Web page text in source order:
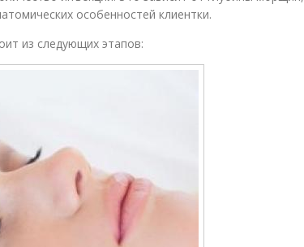
особенностей клиентки.
из следующих этапов: